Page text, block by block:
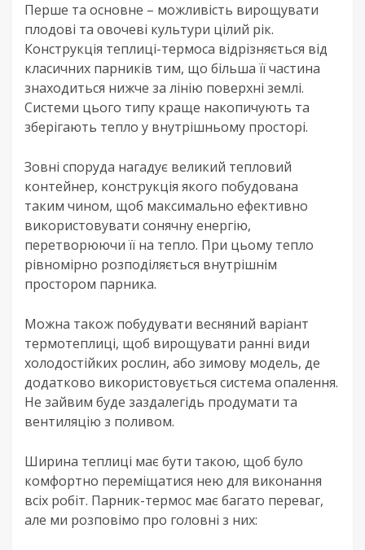
Перше та основне – можливість вирощувати
плодові та овочеві культури цілий рік.
Конструкція теплиці-термоса відрізняється від
класичних парників тим, що більша її частина
знаходиться нижче за лінію поверхні землі.
Системи цього типу краще накопичують та
зберігають тепло у внутрішньому просторі.
Зовні споруда нагадує великий тепловий
контейнер, конструкція якого побудована
таким чином, щоб максимально ефективно
використовувати сонячну енергію,
перетворюючи її на тепло. При цьому тепло
рівномірно розподіляється внутрішнім
простором парника.
Можна також побудувати весняний варіант
термотеплиці, щоб вирощувати ранні види
холодостійких рослин, або зимову модель, де
додатково використовується система опалення.
Не зайвим буде заздалегідь продумати та
вентиляцію з поливом.
Ширина теплиці має бути такою, щоб було
комфортно переміщатися нею для виконання
всіх робіт. Парник-термос має багато переваг,
але ми розповімо про головні з них: